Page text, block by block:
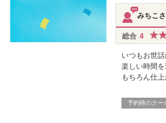
みちこ
総合 4
いつもお世話
楽しい時間
もちろん仕
予約時のクー